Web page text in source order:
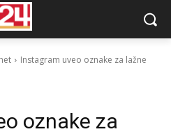
Instagram uveo oznake za lažne
oznake za